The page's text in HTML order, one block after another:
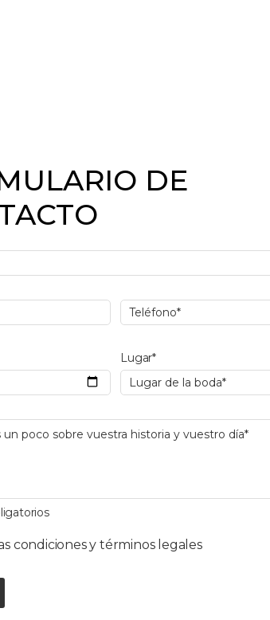
DE
Lugar*
condiciones y términos legales